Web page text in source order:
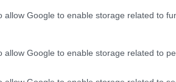
allow Google to enable storage related to
allow Google to enable storage related to
που ανέλαβε κεντρικό
με μακροσκελή
της Πολιτικής
μόνο εφόσον
που θα συμβαδίζει με